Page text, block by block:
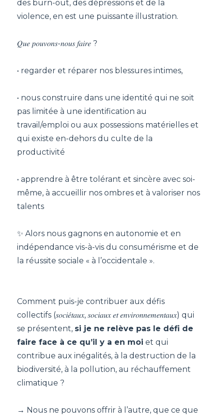
des burn-out, des dépressions et de la
violence, en est une puissante illustration.
𝑄𝑢𝑒 𝑝𝑜𝑢𝑣𝑜𝑛𝑠-𝑛𝑜𝑢𝑠 𝑓𝑎𝑖𝑟𝑒 ?
• regarder et réparer nos blessures intimes,
• nous construire dans une identité qui ne soit
pas limitée à une identification au
travail/emploi ou aux possessions matérielles et
qui existe en-dehors du culte de la
productivité
• apprendre à être tolérant et sincère avec soi-
même, à accueillir nos ombres et à valoriser nos
talents
✨ Alors nous gagnons en autonomie et en
indépendance vis-à-vis du consumérisme et de
la réussite sociale « à l’occidentale ».
Comment puis-je contribuer aux défis
collectifs (𝑠𝑜𝑐𝑖𝑒́𝑡𝑎𝑢𝑥, 𝑠𝑜𝑐𝑖𝑎𝑢𝑥 𝑒𝑡 𝑒𝑛𝑣𝑖𝑟𝑜𝑛𝑛𝑒𝑚𝑒𝑛𝑡𝑎𝑢𝑥) qui
se présentent, si je ne relève pas le défi de
faire face à ce qu’il y a en moi et qui
contribue aux inégalités, à la destruction de la
biodiversité, à la pollution, au réchauffement
climatique ?
→ Nous ne pouvons offrir à l’autre, que ce que